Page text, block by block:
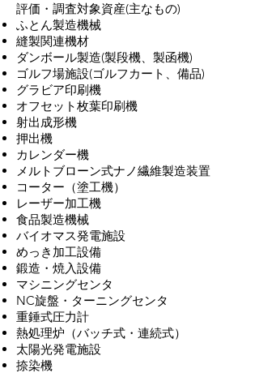
評価・調査対象資産(主なもの)
ふとん製造機械
縫製関連機材
ダンボール製造(製段機、製函機)
ゴルフ場施設(ゴルフカート、備品)
グラビア印刷機
オフセット枚葉印刷機
射出成形機
押出機
カレンダー機
メルトブローン式ナノ繊維製造装置
コーター（塗工機）
レーザー加工機
食品製造機械
バイオマス発電施設
めっき加工設備
鍛造・焼入設備
​マシニングセンタ
NC旋盤・ターニングセンタ
重錘式圧力計
​熱処理炉（バッチ式・連続式）
太陽光発電施設
捺染機